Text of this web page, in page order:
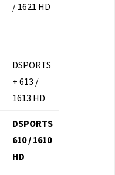
/ 1621 HD
DSPORTS
+ 613 /
1613 HD
DSPORTS
610 / 1610
HD